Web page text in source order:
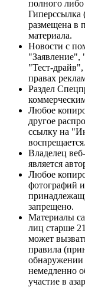
полного либо
Гиперссылка
размещена в
материала.
Новости с
"Тест-
правах
Раздел
Любое
другое
ссылку на
воспрещается.
Владелец
является
Любое
фотографий
запрещено.
Материалы
лиц старше
может
правила
обнаружении
немедленно
участие в